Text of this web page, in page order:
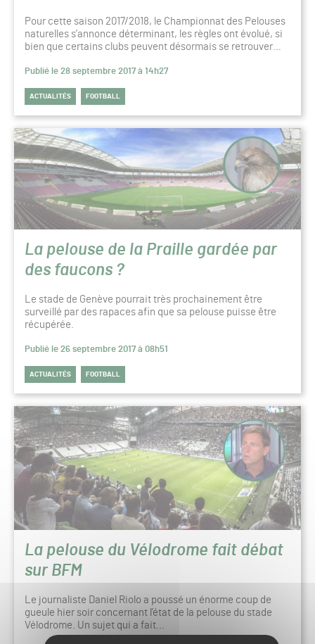
Pour cette saison 2017/2018, le Championnat des Pelouses
naturelles s’annonce déterminant, les règles ont évolué, si
bien que certains clubs peuvent désormais se retrouver…
Publié le 28 septembre 2017 à 14h27
ACTUALITÉS FOOTBALL
La pelouse de la Praille gardée par
des faucons ?
Le stade de Genève pourrait très prochainement être
surveillé par des rapaces afin que sa pelouse puisse être
récupérée.
Publié le 26 septembre 2017 à 08h51
ACTUALITÉS FOOTBALL
La pelouse du Vélodrome fait débat
sur BFM
Le journaliste Daniel Riolo a poussé un énorme coup de
gueule hier soir concernant l’état de la pelouse du stade
Vélodrome. Un sujet qui a fait…